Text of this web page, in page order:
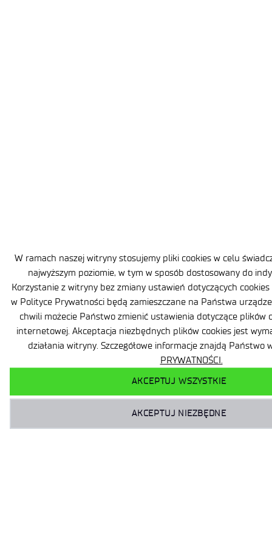
W ramach naszej witryny stosujemy pliki cookies w celu
najwyższym poziomie, w tym w sposób dostosowany do
Korzystanie z witryny bez zmiany ustawień dotyczących
w Polityce Prywatności będą zamieszczane na Państwa
chwili możecie Państwo zmienić ustawienia dotyczące plików
internetowej. Akceptacja niezbędnych plików cookies jest
działania witryny. Szczegółowe informacje znajdą Państwo
PRYWATNOŚCI.
AKCEPTUJ WSZYSTKIE
AKCEPTUJ NIEZBĘDNE